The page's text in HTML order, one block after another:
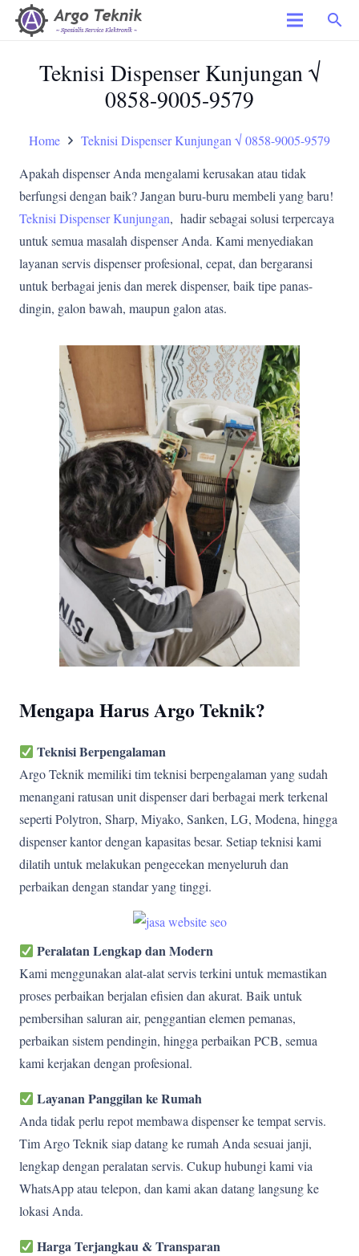
search
Teknisi Dispenser Kunjungan √
0858-9005-9579
Home
Teknisi Dispenser Kunjungan √ 0858-9005-9579
Apakah dispenser Anda mengalami kerusakan atau tidak
berfungsi dengan baik? Jangan buru-buru membeli yang baru!
Teknisi Dispenser Kunjungan, hadir sebagai solusi terpercaya
untuk semua masalah dispenser Anda. Kami menyediakan
layanan servis dispenser profesional, cepat, dan bergaransi
untuk berbagai jenis dan merek dispenser, baik tipe panas-
dingin, galon bawah, maupun galon atas.
Mengapa Harus Argo Teknik?
Teknisi Berpengalaman
Argo Teknik memiliki tim teknisi berpengalaman yang sudah
menangani ratusan unit dispenser dari berbagai merk terkenal
seperti Polytron, Sharp, Miyako, Sanken, LG, Modena, hingga
dispenser kantor dengan kapasitas besar. Setiap teknisi kami
dilatih untuk melakukan pengecekan menyeluruh dan
perbaikan dengan standar yang tinggi.
Peralatan Lengkap dan Modern
Kami menggunakan alat-alat servis terkini untuk memastikan
proses perbaikan berjalan efisien dan akurat. Baik untuk
pembersihan saluran air, penggantian elemen pemanas,
perbaikan sistem pendingin, hingga perbaikan PCB, semua
kami kerjakan dengan profesional.
Layanan Panggilan ke Rumah
Anda tidak perlu repot membawa dispenser ke tempat servis.
Tim Argo Teknik siap datang ke rumah Anda sesuai janji,
lengkap dengan peralatan servis. Cukup hubungi kami via
WhatsApp atau telepon, dan kami akan datang langsung ke
lokasi Anda.
Harga Terjangkau & Transparan